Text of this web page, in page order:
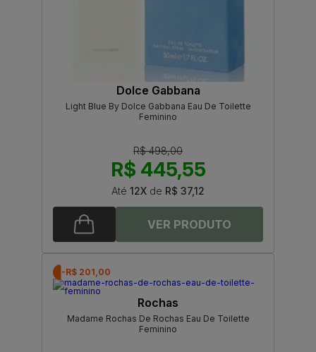
Dolce Gabbana
Light Blue By Dolce Gabbana Eau De Toilette
Feminino
R$ 498,00
R$ 445,55
Até 12X de R$ 37,12
-R$ 201,00
Rochas
Madame Rochas De Rochas Eau De Toilette
Feminino